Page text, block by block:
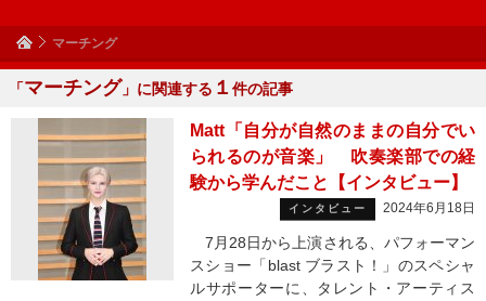
マーチング
「マーチング 」に関連する １ 件の記事
Matt「自分が自然のままの自分でい
られるのが音楽」 吹奏楽部での経
験から学んだこと【インタビュー】
インタビュー 2024年6月18日
7月28日から上演される、パフォーマン
スショー「blast ブラスト！」のスペシャ
ルサポーターに、タレント・アーティス